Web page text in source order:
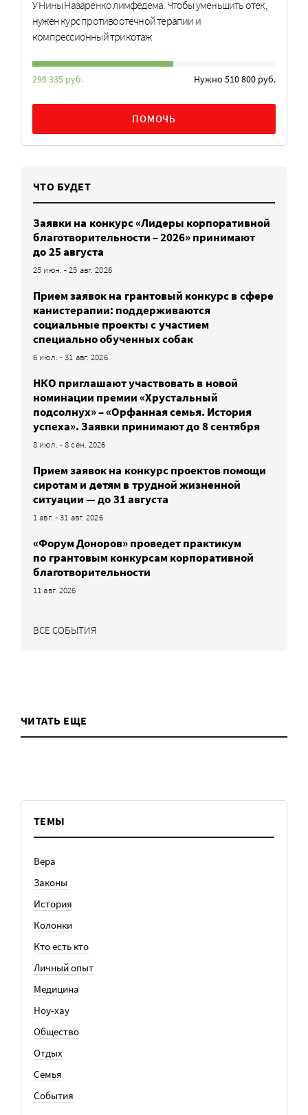
У Нины Назаренко лимфедема. Чтобы уменьшить отек,
нужен курс противоотечной терапии и
компрессионный трикотаж
296 335 руб. Нужно 510 800 руб.
ПОМОЧЬ
ЧТО БУДЕТ
Заявки на конкурс «Лидеры корпоративной
благотворительности – 2026» принимают
до 25 августа
25 июн. - 25 авг. 2026
Прием заявок на грантовый конкурс в сфере
канистерапии: поддерживаются
социальные проекты с участием
специально обученных собак
6 июл. - 31 авг. 2026
НКО приглашают участвовать в новой
номинации премии «Хрустальный
подсолнух» – «Орфанная семья. История
успеха». Заявки принимают до 8 сентября
8 июл. - 8 сен. 2026
Прием заявок на конкурс проектов помощи
сиротам и детям в трудной жизненной
ситуации — до 31 августа
1 авг. - 31 авг. 2026
«Форум Доноров» проведет практикум
по грантовым конкурсам корпоративной
благотворительности
11 авг. 2026
ВСЕ СОБЫТИЯ
ЧИТАТЬ ЕЩЕ
ТЕМЫ
Вера
Законы
История
Колонки
Кто есть кто
Личный опыт
Медицина
Ноу-хау
Общество
Отдых
Семья
События